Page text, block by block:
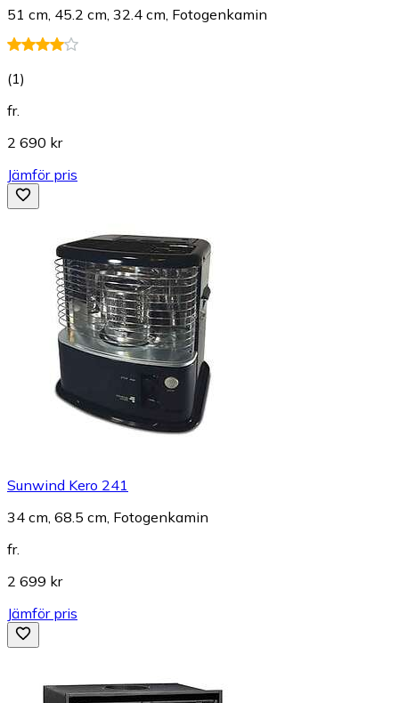
51 cm, 45.2 cm, 32.4 cm, Fotogenkamin
(1)
fr.
2 690 kr
Jämför pris
Sunwind Kero 241
34 cm, 68.5 cm, Fotogenkamin
fr.
2 699 kr
Jämför pris